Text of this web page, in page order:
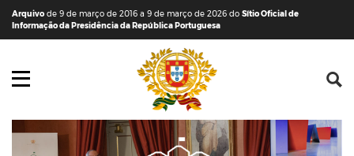
Saltar para o conteúdo (tecla de atalho c)
Mapa do Sítio
Arquivo de 9 de março de 2016 a 9 de março de 2026 do Sítio Oficial de
Informação da Presidência da República Portuguesa
Abrir menu principal